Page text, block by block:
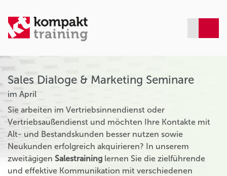
Sales Dialoge & Marketing Seminare
im April
Sie arbeiten im Vertriebsinnendienst oder
Vertriebsaußendienst und möchten Ihre Kontakte mit
Alt- und Bestandskunden besser nutzen sowie
Neukunden erfolgreich akquirieren? In unserem
zweitägigen Salestraining lernen Sie die zielführende
und effektive Kommunikation mit verschiedenen